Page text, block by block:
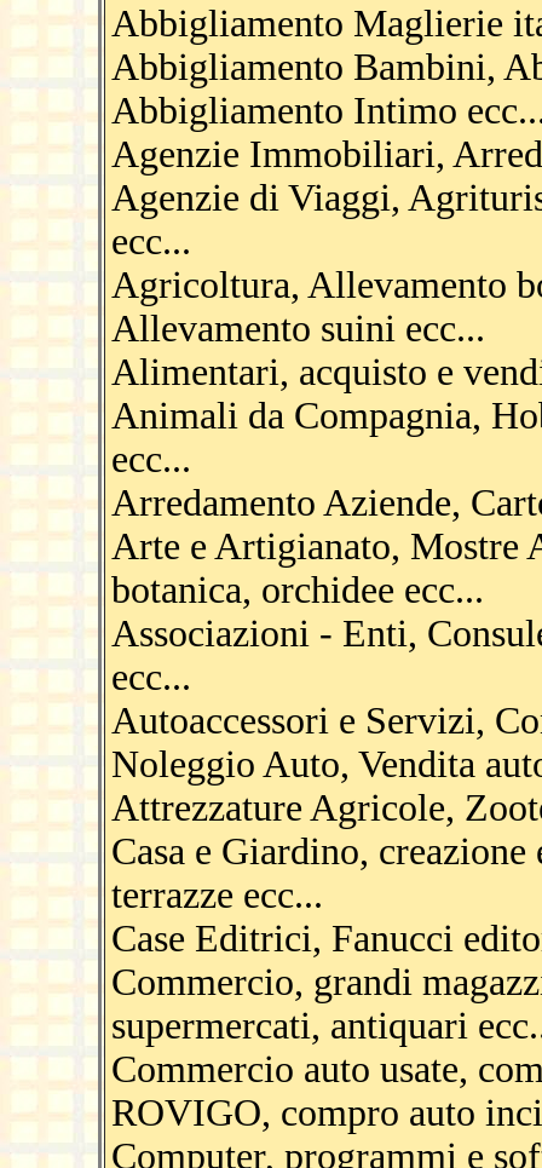
Abbigliamento Maglierie
Abbigliamento Bambini,
Abbigliamento Intimo
Agenzie Immobiliari,
Agenzie di Viaggi,
ecc...
Agricoltura, Allevamento
Allevamento suini ecc...
Alimentari, acquisto e
Animali da Compagnia,
ecc...
Arredamento Aziende,
Arte e Artigianato, Mostre
botanica, orchidee ecc...
Associazioni - Enti,
ecc...
Autoaccessori e Servizi,
Noleggio Auto, Vendita
Attrezzature Agricole,
Casa e Giardino,
terrazze ecc...
Case Editrici, Fanucci
Commercio, grandi
supermercati, antiquari
Commercio auto usate,
ROVIGO, compro auto
Computer, programmi e